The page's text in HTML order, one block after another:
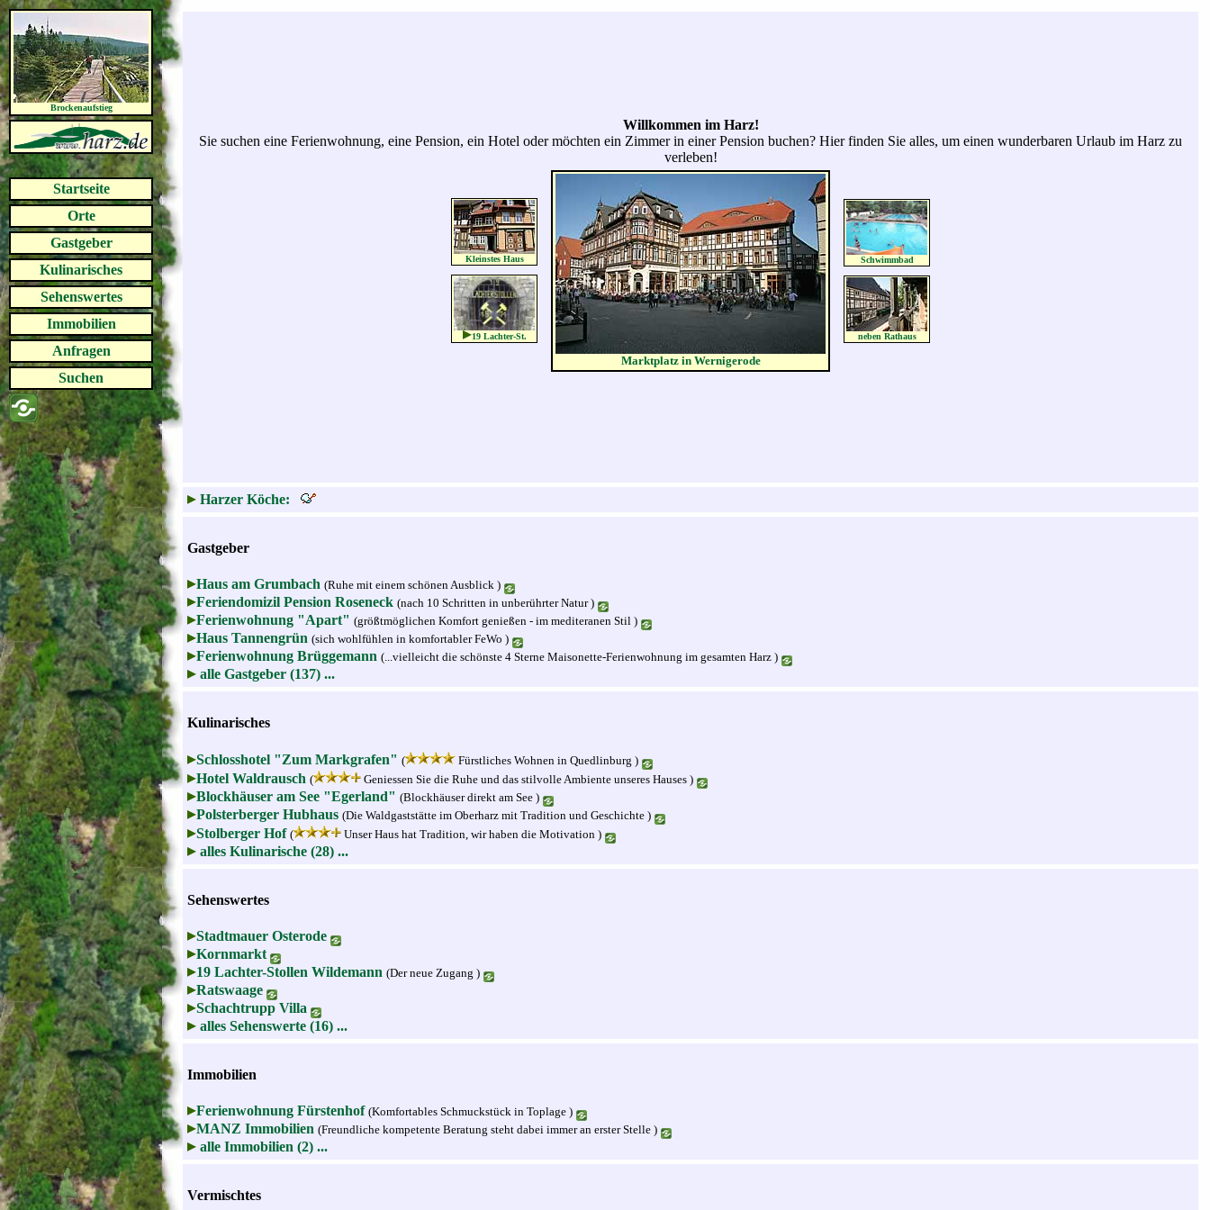
Brockenaufstieg
Startseite
Orte
Gastgeber
Kulinarisches
Sehenswertes
Immobilien
Anfragen
Suchen
Willkommen im Harz!
Sie suchen eine Ferienwohnung, eine Pension, ein Hotel oder möchten ein Zimmer in einer Pension buchen? Hier finden Sie alles, um einen wunderbaren Urlaub im Harz zu
verleben!
Kleinstes Haus
19 Lachter-St.
Marktplatz in Wernigerode
Schwimmbad
neben Rathaus
Harzer Köche:
Gastgeber
Haus am Grumbach (Ruhe mit einem schönen Ausblick )
Feriendomizil Pension Roseneck (nach 10 Schritten in unberührter Natur )
Ferienwohnung "Apart" (größtmöglichen Komfort genießen - im mediteranen Stil )
Haus Tannengrün (sich wohlfühlen in komfortabler FeWo )
Ferienwohnung Brüggemann (...vielleicht die schönste 4 Sterne Maisonette-Ferienwohnung im gesamten Harz )
alle Gastgeber (137) ...
Kulinarisches
Schlosshotel "Zum Markgrafen" ( Fürstliches Wohnen in Quedlinburg )
Hotel Waldrausch ( Geniessen Sie die Ruhe und das stilvolle Ambiente unseres Hauses )
Blockhäuser am See "Egerland" (Blockhäuser direkt am See )
Polsterberger Hubhaus (Die Waldgaststätte im Oberharz mit Tradition und Geschichte )
Stolberger Hof ( Unser Haus hat Tradition, wir haben die Motivation )
alles Kulinarische (28) ...
Sehenswertes
Stadtmauer Osterode
Kornmarkt
19 Lachter-Stollen Wildemann (Der neue Zugang )
Ratswaage
Schachtrupp Villa
alles Sehenswerte (16) ...
Immobilien
Ferienwohnung Fürstenhof (Komfortables Schmuckstück in Toplage )
MANZ Immobilien (Freundliche kompetente Beratung steht dabei immer an erster Stelle )
alle Immobilien (2) ...
Vermischtes